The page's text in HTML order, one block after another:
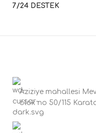
7/24 DESTEK
Aziziye mahallesi
blok no 50/115